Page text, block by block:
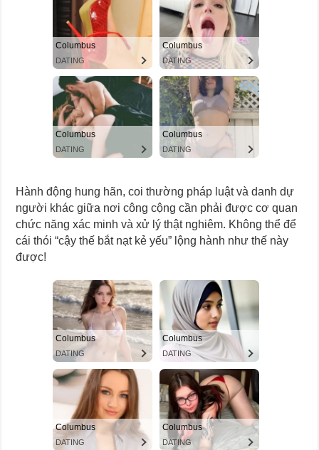
Hành động hung hãn, coi thường pháp luật và danh dự
người khác giữa nơi công cộng cần phải được cơ quan
chức năng xác minh và xử lý thật nghiêm. Không thể để
cái thói “cậy thế bắt nạt kẻ yếu” lộng hành như thế này
được!